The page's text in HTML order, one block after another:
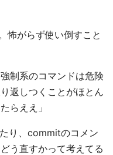
怖がらず使い倒すこと
制系のコマンドは危険
返しつくことがほとん
らええ」
り、commitのコメン
う直すかって考えてる